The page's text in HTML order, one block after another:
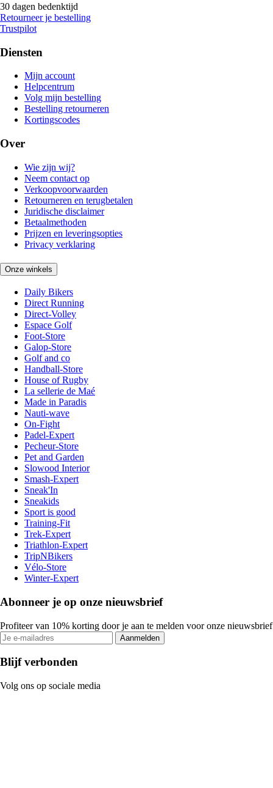
30 dagen bedenktijd
Retourneer je bestelling
Trustpilot
Diensten
Mijn account
Helpcentrum
Volg mijn bestelling
Bestelling retourneren
Kortingscodes
Over
Wie zijn wij?
Neem contact op
Verkoopvoorwaarden
Retourneren en terugbetalen
Juridische disclaimer
Betaalmethoden
Prijzen en leveringsopties
Privacy verklaring
Onze winkels
Daily Bikers
Direct Running
Direct-Volley
Espace Golf
Foot-Store
Galop-Store
Golf and co
Handball-Store
House of Rugby
La sellerie de Maé
Made in Paradis
Nauti-wave
On-Fight
Padel-Expert
Pecheur-Store
Pet and Garden
Slowood Interior
Smash-Expert
Sneak'In
Sneakids
Sport is good
Training-Fit
Trek-Expert
Triathlon-Expert
TripNBikers
Vélo-Store
Winter-Expert
Abonneer je op onze nieuwsbrief
Profiteer van 10% korting door je aan te melden voor onze nieuwsbrief
Aanmelden
Blijf verbonden
Volg ons op sociale media